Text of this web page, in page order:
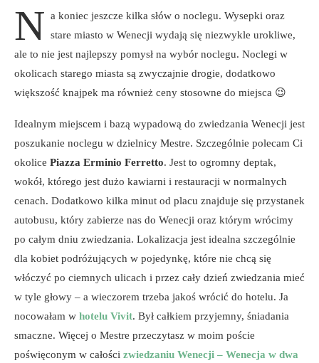
N a koniec jeszcze kilka słów o noclegu. Wysepki oraz
stare miasto w Wenecji wydają się niezwykle urokliwe,
ale to nie jest najlepszy pomysł na wybór noclegu. Noclegi w
okolicach starego miasta są zwyczajnie drogie, dodatkowo
większość knajpek ma również ceny stosowne do miejsca 😉
Idealnym miejscem i bazą wypadową do zwiedzania Wenecji jest
poszukanie noclegu w dzielnicy Mestre. Szczególnie polecam Ci
okolice Piazza Erminio Ferretto. Jest to ogromny deptak,
wokół, którego jest dużo kawiarni i restauracji w normalnych
cenach. Dodatkowo kilka minut od placu znajduje się przystanek
autobusu, który zabierze nas do Wenecji oraz którym wrócimy
po całym dniu zwiedzania. Lokalizacja jest idealna szczególnie
dla kobiet podróżujących w pojedynkę, które nie chcą się
włóczyć po ciemnych ulicach i przez cały dzień zwiedzania mieć
w tyle głowy – a wieczorem trzeba jakoś wrócić do hotelu. Ja
nocowałam w hotelu Vivit. Był całkiem przyjemny, śniadania
smaczne. Więcej o Mestre przeczytasz w moim poście
poświęconym w całości zwiedzaniu Wenecji – Wenecja w dwa